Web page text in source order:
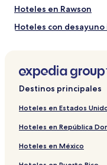
cambios.
Aplican
términos
Hoteles en Rawson
Hoteles con
Hoteles cerca de
Hoteles en
Hoteles cerca de
Destinos principales
Hoteles en Estados
Hoteles en República
Hoteles en México